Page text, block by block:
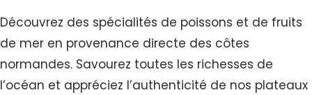
Découvrez des spécialités de poissons et de fruits
de mer en provenance directe des côtes
normandes. Savourez toutes les richesses de
l’océan et appréciez l’authenticité de nos plateaux